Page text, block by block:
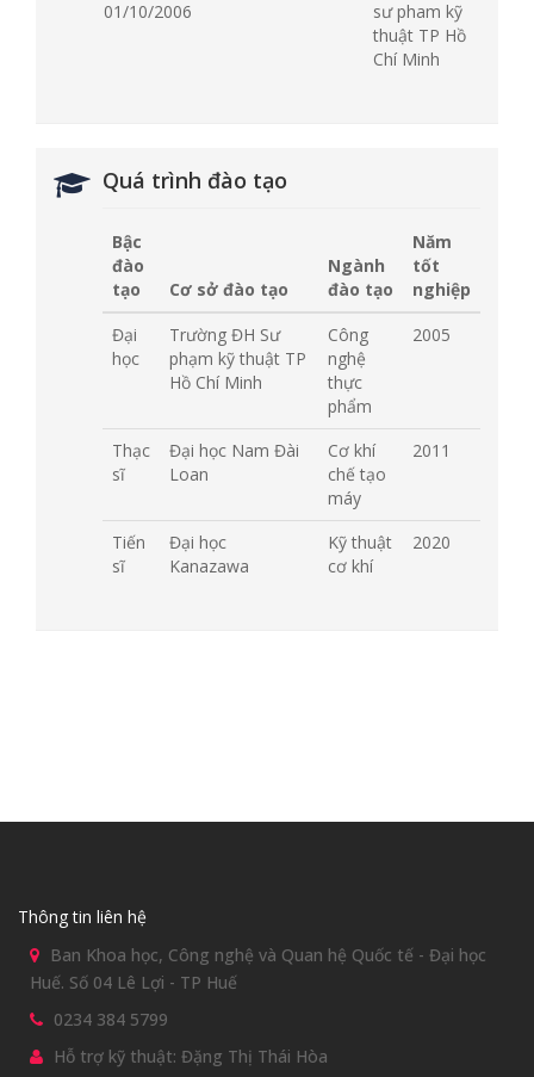
01/10/2006
sư pham kỹ
thuật TP Hồ
Chí Minh
Quá trình đào tạo
Bậc
đào
tạo
Cơ sở đào tạo
Ngành
đào tạo
Năm
tốt
nghiệp
Đại
học
Trường ĐH Sư
phạm kỹ thuật TP
Hồ Chí Minh
Công
nghệ
thực
phẩm
2005
Thạc
sĩ
Đại học Nam Đài
Loan
Cơ khí
chế tạo
máy
2011
Tiến
sĩ
Đại học
Kanazawa
Kỹ thuật
cơ khí
2020
Thông tin liên hệ
Ban Khoa học, Công nghệ và Quan hệ Quốc tế - Đại học
Huế. Số 04 Lê Lợi - TP Huế
0234 384 5799
Hỗ trợ kỹ thuật: Đặng Thị Thái Hòa